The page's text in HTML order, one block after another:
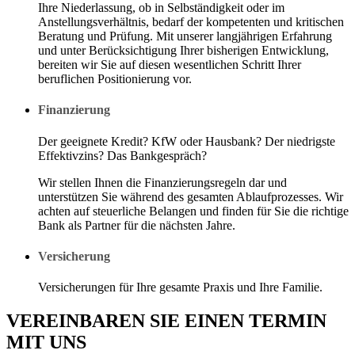
Ihre Niederlassung, ob in Selbständigkeit oder im
Anstellungsverhältnis, bedarf der kompetenten und kritischen
Beratung und Prüfung. Mit unserer langjährigen Erfahrung
und unter Berücksichtigung Ihrer bisherigen Entwicklung,
bereiten wir Sie auf diesen wesentlichen Schritt Ihrer
beruflichen Positionierung vor.
Finanzierung
Der geeignete Kredit? KfW oder Hausbank? Der niedrigste
Effektivzins? Das Bankgespräch?
Wir stellen Ihnen die Finanzierungsregeln dar und
unterstützen Sie während des gesamten Ablaufprozesses. Wir
achten auf steuerliche Belangen und finden für Sie die richtige
Bank als Partner für die nächsten Jahre.
Versicherung
Versicherungen für Ihre gesamte Praxis und Ihre Familie.
VEREINBAREN SIE EINEN TERMIN
MIT UNS